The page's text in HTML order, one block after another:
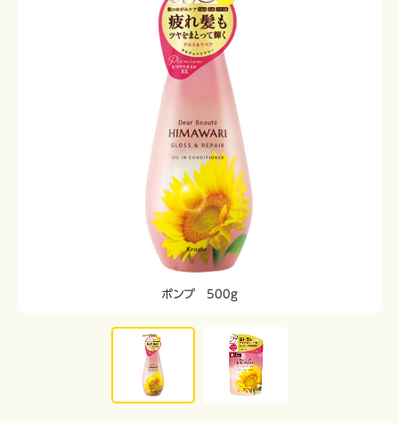
ポンプ 500g